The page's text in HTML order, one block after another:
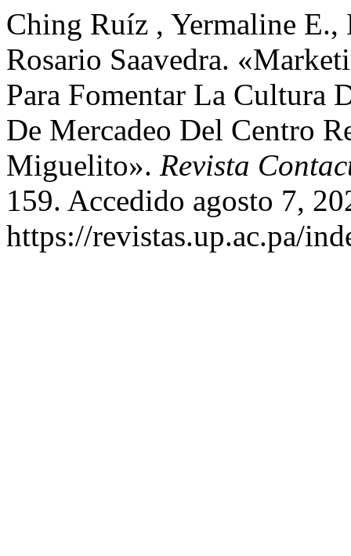
Ching Ruíz , Yermaline
Rosario Saavedra.
Para Fomentar La Cultura
De Mercadeo Del Centro
Miguelito». Revista
159. Accedido agosto 7,
https://revistas.up.ac.pa/